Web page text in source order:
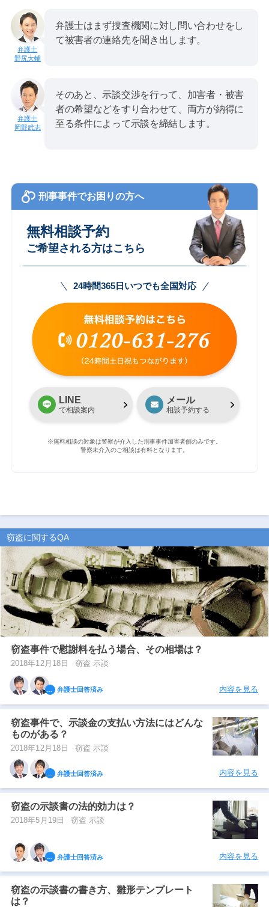
野尻大輔
弁護士はまず捜査機関に対し問い合わせをし
て被害者の連絡先を聞き出します。
岡野武志
そのあと、示談交渉を行って、加害者・被害
者の希望などをすり合わせて、両方が納得に
至る条件によって示談を締結します。
刑事事件でお困りの方へ
無料相談予約
ご希望される方はこちら
24時間365日いつでも全国対応
LINE
で相談案内
メール
相談予約する
※無料相談の対象は警察が介入した刑事事件加害者側のみです。
警察未介入のご相談は有料となります。
窃盗に関するQA
窃盗事件で慰謝料を払う場合、その相場は？
2018年12月18日 窃盗 示談
弁護士回答済み 内容を見る
窃盗事件で、示談金の支払い方法にはどんな
ものがある？
2018年12月18日 窃盗 示談
弁護士回答済み 内容を見る
窃盗の示談書の法的効力は？
2018年5月19日 窃盗 示談
弁護士回答済み 内容を見る
窃盗の示談書の書き方、雛形テンプレート
は？